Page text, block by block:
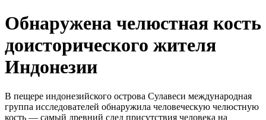
Обнаружена челюстная кость
доисторического жителя
Индонезии
В пещере индонезийского острова Сулавеси международная
группа исследователей обнаружила человеческую челюстную
кость — самый древний след присутствия человека на